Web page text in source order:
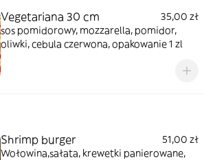
Vegetariana 30 cm
35,00 zł
sos pomidorowy, mozzarella, pomidor,
oliwki, cebula czerwona, opakowanie 1 zl
Shrimp burger
51,00 zł
Wołowina,sałata, krewetki panierowane,